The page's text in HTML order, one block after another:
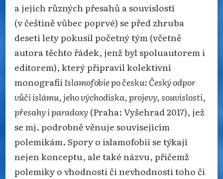
a jejich různých přesahů a souvislostí
(v češtině vůbec poprvé) se před zhruba
deseti lety pokusil početný tým (včetně
autora těchto řádek, jenž byl spoluautorem i
editorem), který připravil kolektivní
monografiiIslamofobie po česku: Český odpor
vůči islámu, jeho východiska, projevy, souvislosti,
přesahy i paradoxy(Praha: Vyšehrad 2017), jež
se mj. podrobně věnuje souvisejícím
polemikám. Spory o islamofobii se týkají
nejen konceptu, ale také názvu, přičemž
polemiky o vhodnosti či nevhodnosti toho či